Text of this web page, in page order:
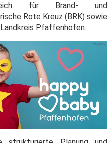
für Brand- und
Rote Kreuz (BRK) sowie
Pfaffenhofen.